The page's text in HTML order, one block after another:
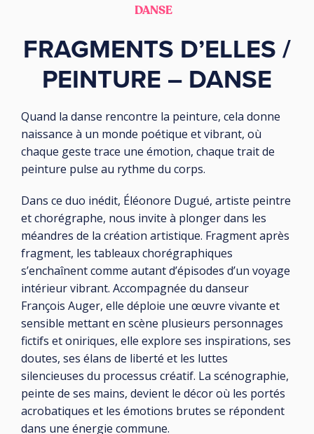
DANSE
FRAGMENTS D’ELLES /
PEINTURE – DANSE
Quand la danse rencontre la peinture, cela donne
naissance à un monde poétique et vibrant, où
chaque geste trace une émotion, chaque trait de
peinture pulse au rythme du corps.
Dans ce duo inédit, Éléonore Dugué, artiste peintre
et chorégraphe, nous invite à plonger dans les
méandres de la création artistique. Fragment après
fragment, les tableaux chorégraphiques
s’enchaînent comme autant d’épisodes d’un voyage
intérieur vibrant. Accompagnée du danseur
François Auger, elle déploie une œuvre vivante et
sensible mettant en scène plusieurs personnages
fictifs et oniriques, elle explore ses inspirations, ses
doutes, ses élans de liberté et les luttes
silencieuses du processus créatif. La scénographie,
peinte de ses mains, devient le décor où les portés
acrobatiques et les émotions brutes se répondent
dans une énergie commune.